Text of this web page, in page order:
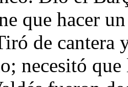
que hacer
de cantera
necesitó